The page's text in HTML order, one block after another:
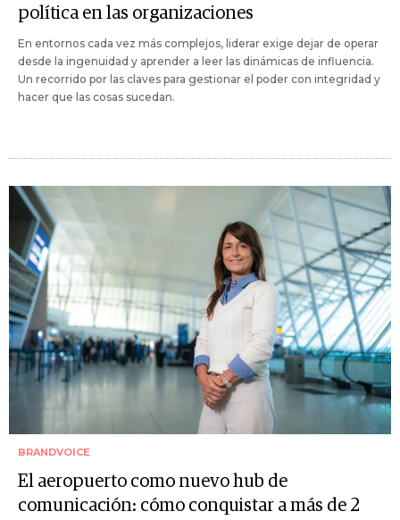
política en las organizaciones
En entornos cada vez más complejos, liderar exige dejar de operar
desde la ingenuidad y aprender a leer las dinámicas de influencia.
Un recorrido por las claves para gestionar el poder con integridad y
hacer que las cosas sucedan.
BRANDVOICE
El aeropuerto como nuevo hub de
comunicación: cómo conquistar a más de 2